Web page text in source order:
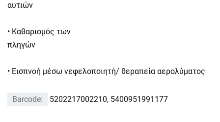
• Καθαρισμός των
• Εισπνοή μέσω νεφελοποιητή/ θεραπεία αερολύματος
Barcode: 5202217002210, 5400951991177